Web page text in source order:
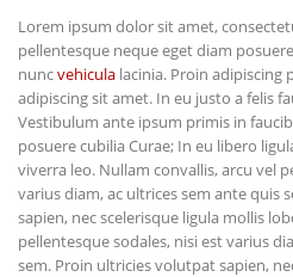
Lorem ipsum dolor sit amet,
pellentesque neque eget diam
nuncvehicula lacinia. Proin
adipiscing sit amet. In eu justo a felis
Vestibulum ante ipsum primis in
posuere cubilia Curae; In eu libero
viverra leo. Nullam convallis, arcu vel
varius diam, ac ultrices sem ante quis
sapien, nec scelerisque ligula mollis
pellentesque sodales, nisi est varius
sem. Proin ultricies volutpat sapien,